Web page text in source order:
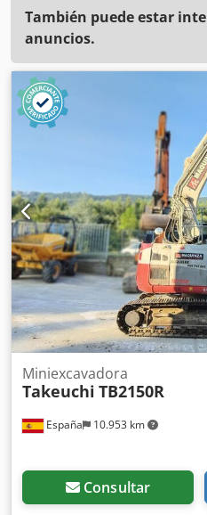
También puede estar
anuncios.
España 10.953 km
Miniexcavadora
Takeuchi TB2150R
Consultar